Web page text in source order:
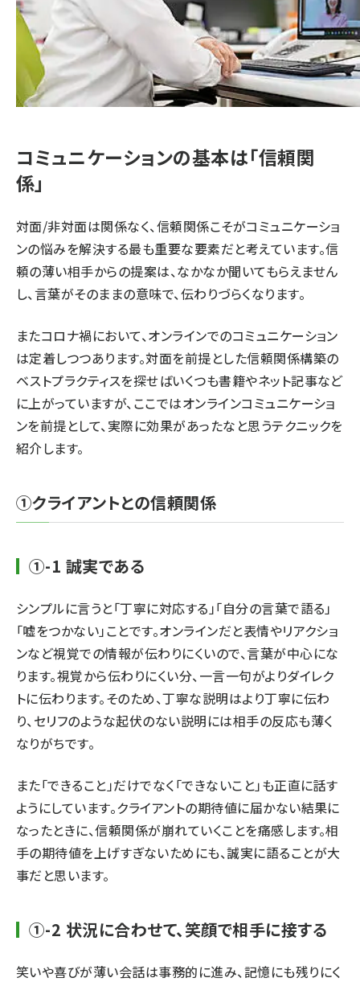
コミュニケーションの基本は「信頼関
係」
対面/非対面は関係なく、信頼関係こそがコミュニケーショ
ンの悩みを解決する最も重要な要素だと考えています。信
頼の薄い相手からの提案は、なかなか聞いてもらえません
し、言葉がそのままの意味で、伝わりづらくなります。
またコロナ禍において、オンラインでのコミュニケーション
は定着しつつあります。対面を前提とした信頼関係構築の
ベストプラクティスを探せばいくつも書籍やネット記事など
に上がっていますが、ここではオンラインコミュニケーショ
ンを前提として、実際に効果があったなと思うテクニックを
紹介します。
①クライアントとの信頼関係
①-1 誠実である
シンプルに言うと「丁寧に対応する」「自分の言葉で語る」
「嘘をつかない」ことです。オンラインだと表情やリアクショ
ンなど視覚での情報が伝わりにくいので、言葉が中心にな
ります。視覚から伝わりにくい分、一言一句がよりダイレク
トに伝わります。そのため、丁寧な説明はより丁寧に伝わ
り、セリフのような起伏のない説明には相手の反応も薄く
なりがちです。
また「できること」だけでなく「できないこと」も正直に話す
ようにしています。クライアントの期待値に届かない結果に
なったときに、信頼関係が崩れていくことを痛感します。相
手の期待値を上げすぎないためにも、誠実に語ることが大
事だと思います。
①-2 状況に合わせて、笑顔で相手に接する
笑いや喜びが薄い会話は事務的に進み、記憶にも残りにく